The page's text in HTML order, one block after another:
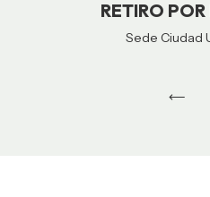
RETIRO
Sede Ciudad